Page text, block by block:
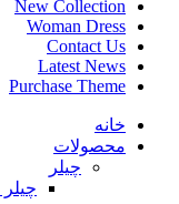
New Collection
Woman Dress
Contact Us
Latest News
Purchase Theme
خانه
محصولات
چیلر